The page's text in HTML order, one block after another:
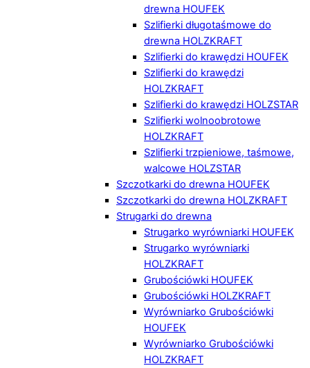
drewna HOUFEK
Szlifierki długotaśmowe do
drewna HOLZKRAFT
Szlifierki do krawędzi HOUFEK
Szlifierki do krawędzi
HOLZKRAFT
Szlifierki do krawędzi HOLZSTAR
Szlifierki wolnoobrotowe
HOLZKRAFT
Szlifierki trzpieniowe, taśmowe,
walcowe HOLZSTAR
Szczotkarki do drewna HOUFEK
Szczotkarki do drewna HOLZKRAFT
Strugarki do drewna
Strugarko wyrówniarki HOUFEK
Strugarko wyrówniarki
HOLZKRAFT
Grubościówki HOUFEK
Grubościówki HOLZKRAFT
Wyrówniarko Grubościówki
HOUFEK
Wyrówniarko Grubościówki
HOLZKRAFT